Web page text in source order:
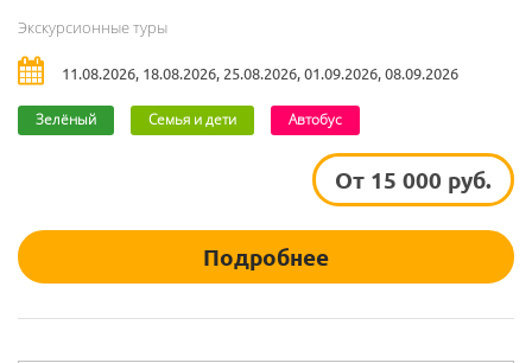
Экскурсионные туры
11.08.2026, 18.08.2026, 25.08.2026, 01.09.2026, 08.09.2026
Зелёный Семья и дети Автобус
От 15 000 руб.
Подробнее